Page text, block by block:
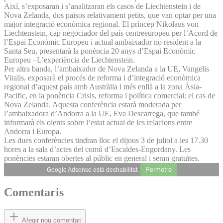
Així, s’exposaran i s’analitzaran els casos de Liechtenstein i de
Nova Zelanda, dos països relativament petits, que van optar per una
major integració econòmica regional. El príncep Nikolaus von
Liechtenstein, cap negociador del país centreeuropeu per l’Acord de
l’Espai Econòmic Europeu i actual ambaixador no resident a la
Santa Seu, presentarà la ponència 20 anys d’Espai Econòmic
Europeu –L’experiència de Liechtenstein.
Per altra banda, l’ambaixador de Nova Zelanda a la UE, Vangelis
Vitalis, exposarà el procés de reforma i d’integració econòmica
regional d’aquest país amb Austràlia i més enllà a la zona Àsia-
Pacific, en la ponència Crisis, reforma i política comercial: el cas de
Nova Zelanda. Aquesta conferència estarà moderada per
l’ambaixadora d’Andorra a la UE, Eva Descarrega, que també
informarà els oients sobre l’estat actual de les relacions entre
Andorra i Europa.
Les dues conferències tindran lloc el dijous 3 de juliol a les 17.30
hores a la sala d’actes del comú d’Escaldes-Engordany. Les
ponències estaran obertes al públic en general i seran gratuïtes.
Google Adsense està deshabilitat. Permetre
Comentaris
Afegir nou comentari